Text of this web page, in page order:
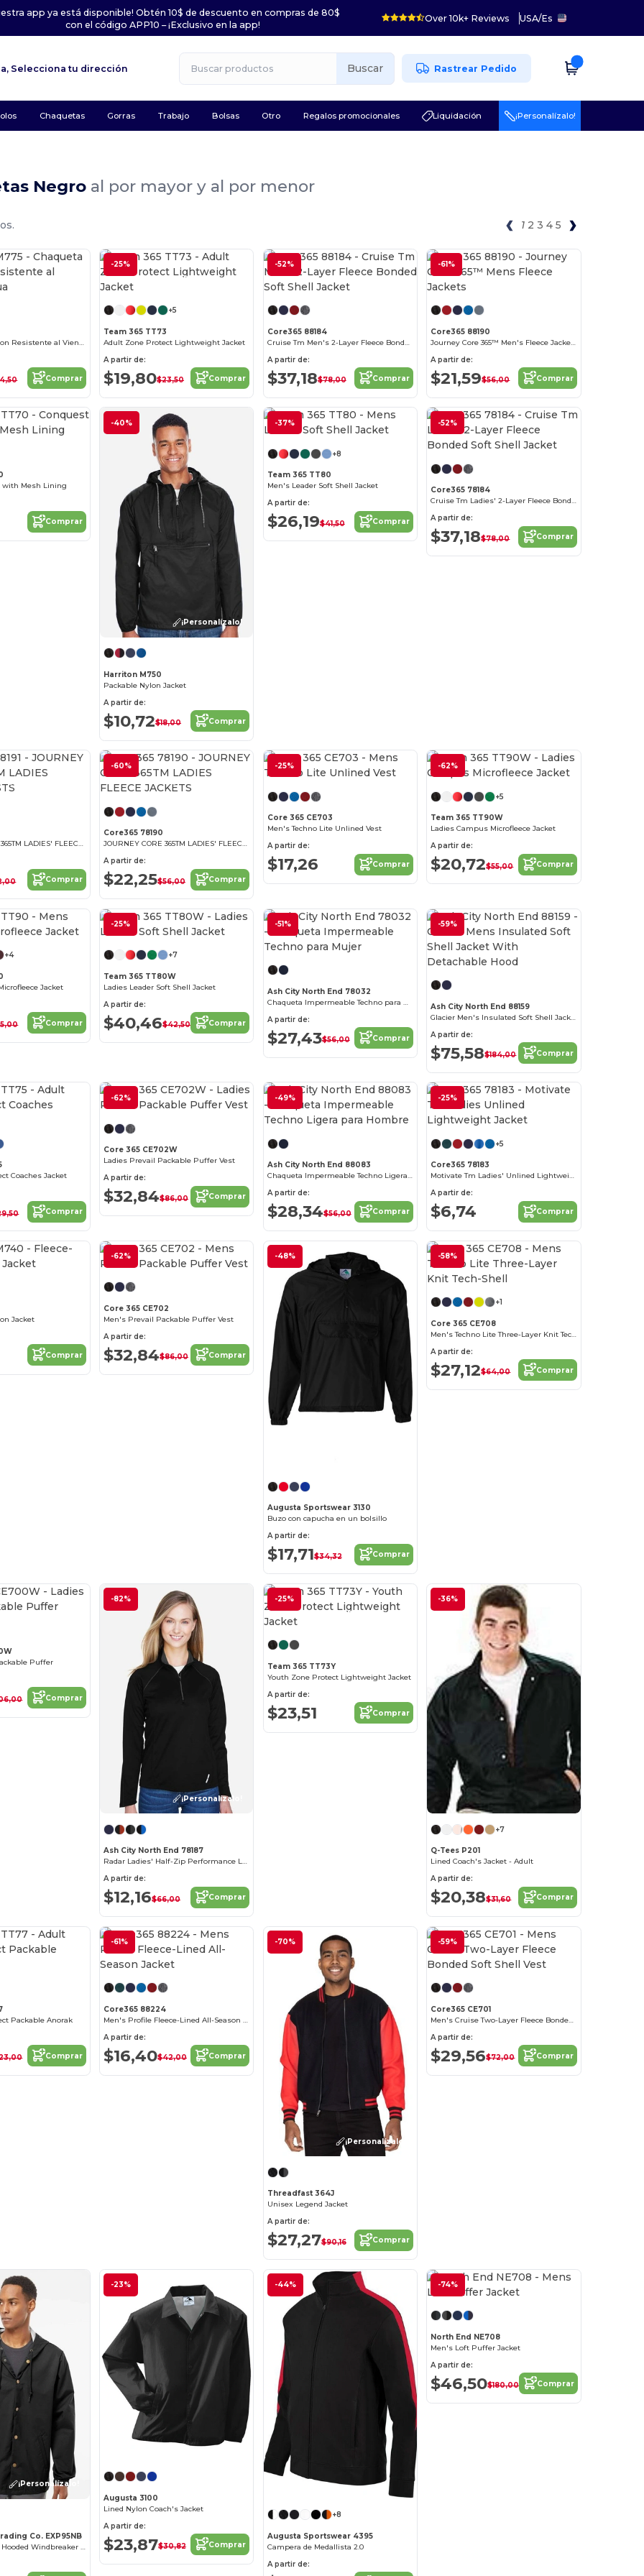
app ya está disponible! Obtén 10$ de descuento en compras de 80$
con el código APP10 – ¡Exclusivo en la app!
Over 10k+ Reviews USA/Es
Selecciona tu dirección Buscar Rastrear Pedido
Chaquetas Gorras Trabajo Bolsas Otro Regalos promocionales Liquidación ¡Personalízalo!
Negro al por mayor y al por menor
1 2 3 4 5
Chaqueta de Nylon Resistente al Viento y Agua
Comprar
-25%
¡Personalízalo!
+5
Team 365 TT73
Adult Zone Protect Lightweight Jacket
A partir de:
$19,80$23,50 Comprar
-52%
Core365 88184
Cruise Tm Men's 2-Layer Fleece Bonded Soft Shell Jacket
A partir de:
$37,18$78,00 Comprar
-61%
Core365 88190
Journey Core 365™ Men's Fleece Jackets
A partir de:
$21,59$56,00 Comprar
¡Personalízalo!
with Mesh Lining
Comprar
-40%
¡Personalízalo!
Harriton M750
Packable Nylon Jacket
A partir de:
$10,72$18,00 Comprar
-37%
+8
Team 365 TT80
Men's Leader Soft Shell Jacket
A partir de:
$26,19$41,50 Comprar
-52%
Core365 78184
Cruise Tm Ladies' 2-Layer Fleece Bonded Soft Shell Jacket
A partir de:
$37,18$78,00 Comprar
JOURNEY CORE 365TM LADIES' FLEECE VESTS
Comprar
-60%
Core365 78190
JOURNEY CORE 365TM LADIES' FLEECE JACKETS
A partir de:
$22,25$56,00 Comprar
-25%
Core 365 CE703
Men's Techno Lite Unlined Vest
A partir de:
$17,26 Comprar
-62%
+5
Team 365 TT90W
Ladies Campus Microfleece Jacket
A partir de:
$20,72$55,00 Comprar
+4
Jacket
Comprar
-25%
+7
Team 365 TT80W
Ladies Leader Soft Shell Jacket
A partir de:
$40,46$42,50 Comprar
-51%
Ash City North End 78032
Chaqueta Impermeable Techno para Mujer
A partir de:
$27,43$56,00 Comprar
-59%
Ash City North End 88159
Glacier Men's Insulated Soft Shell Jacket With Detachable Hood
A partir de:
$75,58$184,00 Comprar
Coaches Jacket
Comprar
-62%
Core 365 CE702W
Ladies Prevail Packable Puffer Vest
A partir de:
$32,84$86,00 Comprar
-49%
Ash City North End 88083
Chaqueta Impermeable Techno Ligera para Hombre
A partir de:
$28,34$56,00 Comprar
-25%
+5
Core365 78183
Motivate Tm Ladies' Unlined Lightweight Jacket
A partir de:
$6,74 Comprar
Jacket
Comprar
-62%
Core 365 CE702
Men's Prevail Packable Puffer Vest
A partir de:
$32,84$86,00 Comprar
-48%
Augusta Sportswear 3130
Buzo con capucha en un bolsillo
A partir de:
$17,71$34,32 Comprar
-58%
¡Personalízalo!
+1
Core 365 CE708
Men's Techno Lite Three-Layer Knit Tech-Shell
A partir de:
$27,12$64,00 Comprar
Puffer
Comprar
-82%
¡Personalízalo!
Ash City North End 78187
Radar Ladies' Half-Zip Performance Long Sleeve Top
A partir de:
$12,16$66,00 Comprar
-25%
¡Personalízalo!
Team 365 TT73Y
Youth Zone Protect Lightweight Jacket
A partir de:
$23,51 Comprar
-36%
+7
Q-Tees P201
Lined Coach's Jacket - Adult
A partir de:
$20,38$31,60 Comprar
Packable Anorak
Comprar
-61%
Core365 88224
A partir de:
$16,40$42,00 Comprar
-70%
¡Personalízalo!
Threadfast 364J
Unisex Legend Jacket
A partir de:
$27,27$90,16 Comprar
-59%
Core365 CE701
A partir de:
$29,56$72,00 Comprar
¡Personalízalo!
Co. EXP95NB
Water Resistant Hooded Windbreaker Jacket
-23%
Augusta 3100
Lined Nylon Coach's Jacket
A partir de:
$23,87$30,82 Comprar
-44%
+8
Augusta Sportswear 4395
Campera de Medallista 2.0
A partir de:
-74%
North End NE708
Men's Loft Puffer Jacket
A partir de:
$46,50$180,00 Comprar